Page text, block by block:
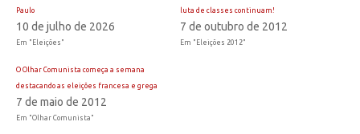
Paulo
10 de julho de 2026
Em "Eleições"
luta de classes continuam!
7 de outubro de 2012
Em "Eleições 2012"
O Olhar Comunista começa a semana
destacando as eleições francesa e grega
7 de maio de 2012
Em "Olhar Comunista"